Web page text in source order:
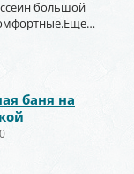
большой
баня на